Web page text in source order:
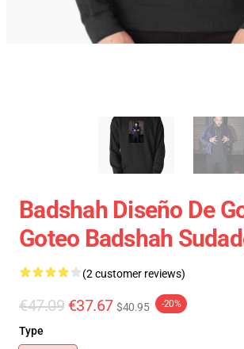
Badshah Diseño De
Goteo Badshah
(2 customer reviews)
€47.09 €37.67 $40.95 -20%
Type